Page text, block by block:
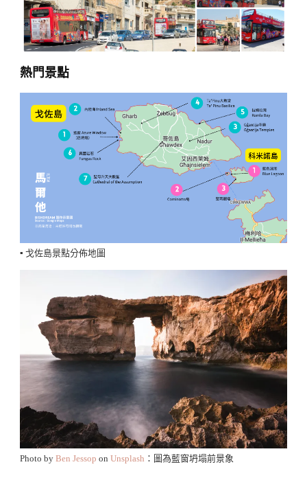
熱門景點
▪️ 戈佐島景點分佈地圖
Photo by Ben Jessop on Unsplash ：圖為藍窗坍塌前景象